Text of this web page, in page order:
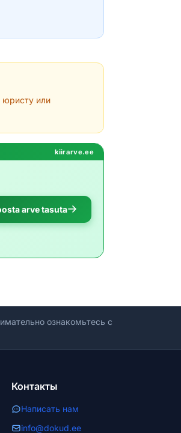
юристу или
kiirarve.ee
arve tasuta
ознакомьтесь с
Контакты
Написать нам
info@dokud.ee